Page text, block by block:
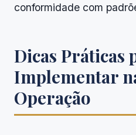
conformidade com
Dicas Práticas
Implementar
Operação